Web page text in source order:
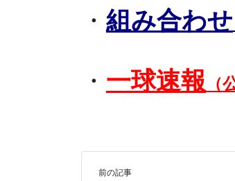
・ 組み合わせ
・ 一球速報 （
前の記事